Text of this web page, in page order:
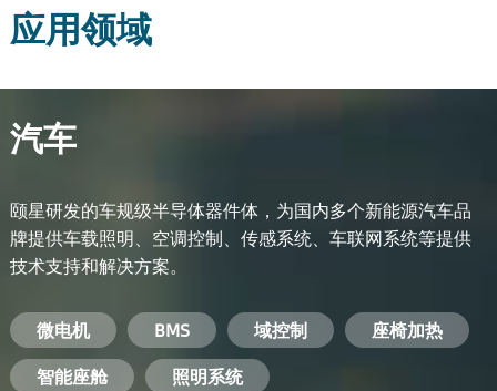
应用领域
汽车
颐星研发的车规级半导体器件体，为国内多个新能源汽车品
牌提供车载照明、空调控制、传感系统、车联网系统等提供
技术支持和解决方案。
微电机 BMS 域控制
座椅加热
智能座舱
照明系统
电池管理系统
储能逆变器
工业电焊机 变频器
电机驱动
安防摄像头
开关电源 手机充电器
服务器电源
PC电源
电脑 手机 基站 机顶盒
智能农业 智能医疗
智能交通
智能家居